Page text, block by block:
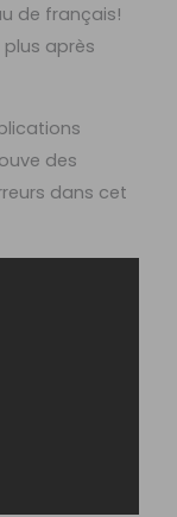
de français!
après
des
dans cet